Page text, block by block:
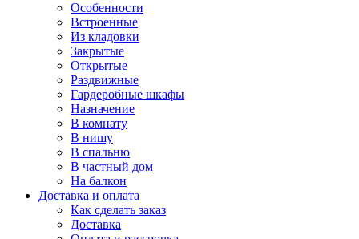
Особенности
Встроенные
Из кладовки
Закрытые
Открытые
Раздвижные
Гардеробные шкафы
Назначение
В комнату
В нишу
В спальню
В частный дом
На балкон
Доставка и оплата
Как сделать заказ
Доставка